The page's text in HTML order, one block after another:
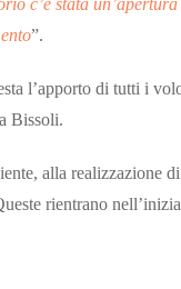
c’è stata
”.
l’apporto di tutti i
Bissoli.
alla realizzazione di
rientrano